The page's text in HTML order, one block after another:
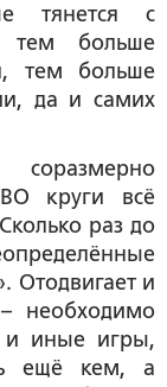
тянется с
тем больше
тем больше
да и самих
круги всё
раз до
Отодвигает и
необходимо
и иные игры,
ещё кем, а